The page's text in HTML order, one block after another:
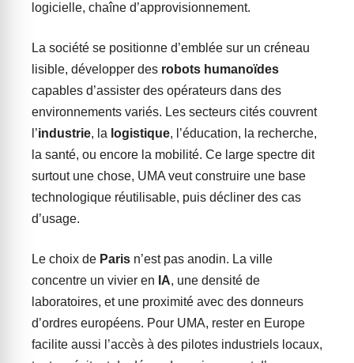
logicielle, chaîne d’approvisionnement.
La société se positionne d’emblée sur un créneau
lisible, développer des robots humanoïdes
capables d’assister des opérateurs dans des
environnements variés. Les secteurs cités couvrent
l’industrie, la logistique, l’éducation, la recherche,
la santé, ou encore la mobilité. Ce large spectre dit
surtout une chose, UMA veut construire une base
technologique réutilisable, puis décliner des cas
d’usage.
Le choix de Paris n’est pas anodin. La ville
concentre un vivier en IA, une densité de
laboratoires, et une proximité avec des donneurs
d’ordres européens. Pour UMA, rester en Europe
facilite aussi l’accès à des pilotes industriels locaux,